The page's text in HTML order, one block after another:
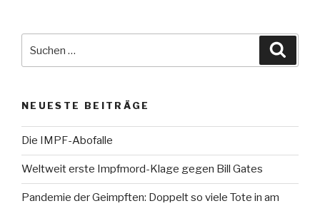
NEUESTE BEITRÄGE
Die IMPF-Abofalle
Weltweit erste Impfmord-Klage gegen Bill Gates
Pandemie der Geimpften: Doppelt so viele Tote in am